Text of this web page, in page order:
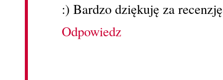
:) Bardzo dziękuję za
Odpowiedz